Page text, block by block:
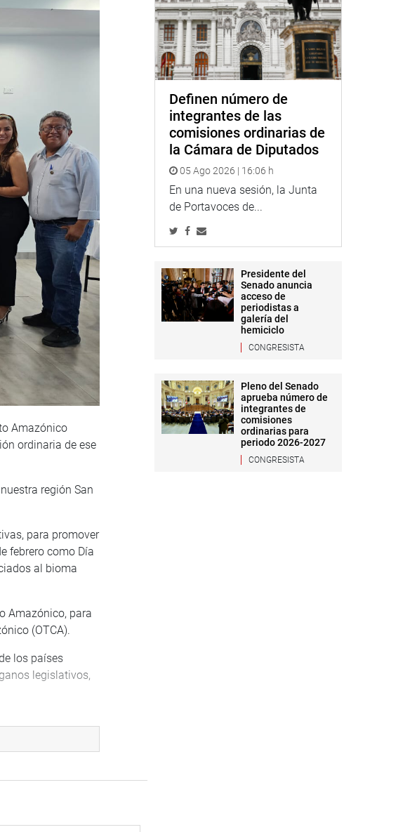
Amazónico
ordinaria de ese
región San
para promover
febrero como Día
al bioma
Amazónico, para
(OTCA).
los países
legislativos,
en la mesa de
en favor de
de formulación
Definen número de
integrantes de las
comisiones ordinarias de
la Cámara de Diputados
05 Ago 2026 | 16:06 h
En una nueva sesión, la Junta
de Portavoces de...
Presidente del
Senado anuncia
acceso de
periodistas a
galería del
hemiciclo
CONGRESISTA
Pleno del Senado
aprueba número de
integrantes de
comisiones
ordinarias para
periodo 2026-2027
CONGRESISTA